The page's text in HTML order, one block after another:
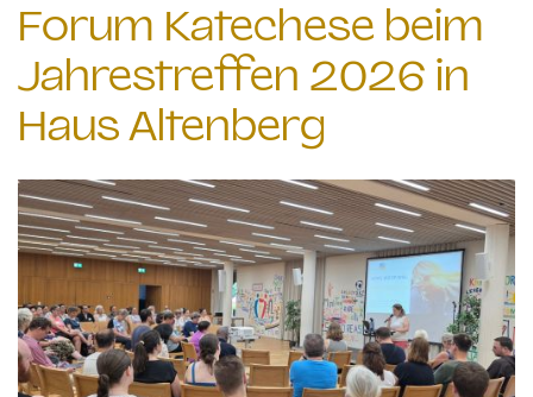
Forum Katechese beim
Jahrestreffen 2026 in
Haus Altenberg